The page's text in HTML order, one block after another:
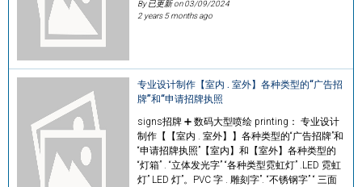
By 已更新 on03/09/2024
2 years 5 months ago
专业设计制作【室内 . 室外】各种类型的“广告招
牌”和“申请招牌执照
signs招牌 ➕ 数码大型喷绘 printing： 专业设计
制作【【室内 . 室外】】各种类型的“广告招牌”和
“申请招牌执照”【室内】和【室外】各种类型的
“灯箱” . “立体发光字” “各种类型霓虹灯” .LED 霓虹
灯” LED 灯”。PVC 字 . 雕刻字”. “不锈钢字” “ 三面